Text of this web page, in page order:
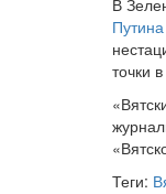
В
Путина
точки
Теги: